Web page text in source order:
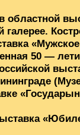
областной
галерее.
50 —